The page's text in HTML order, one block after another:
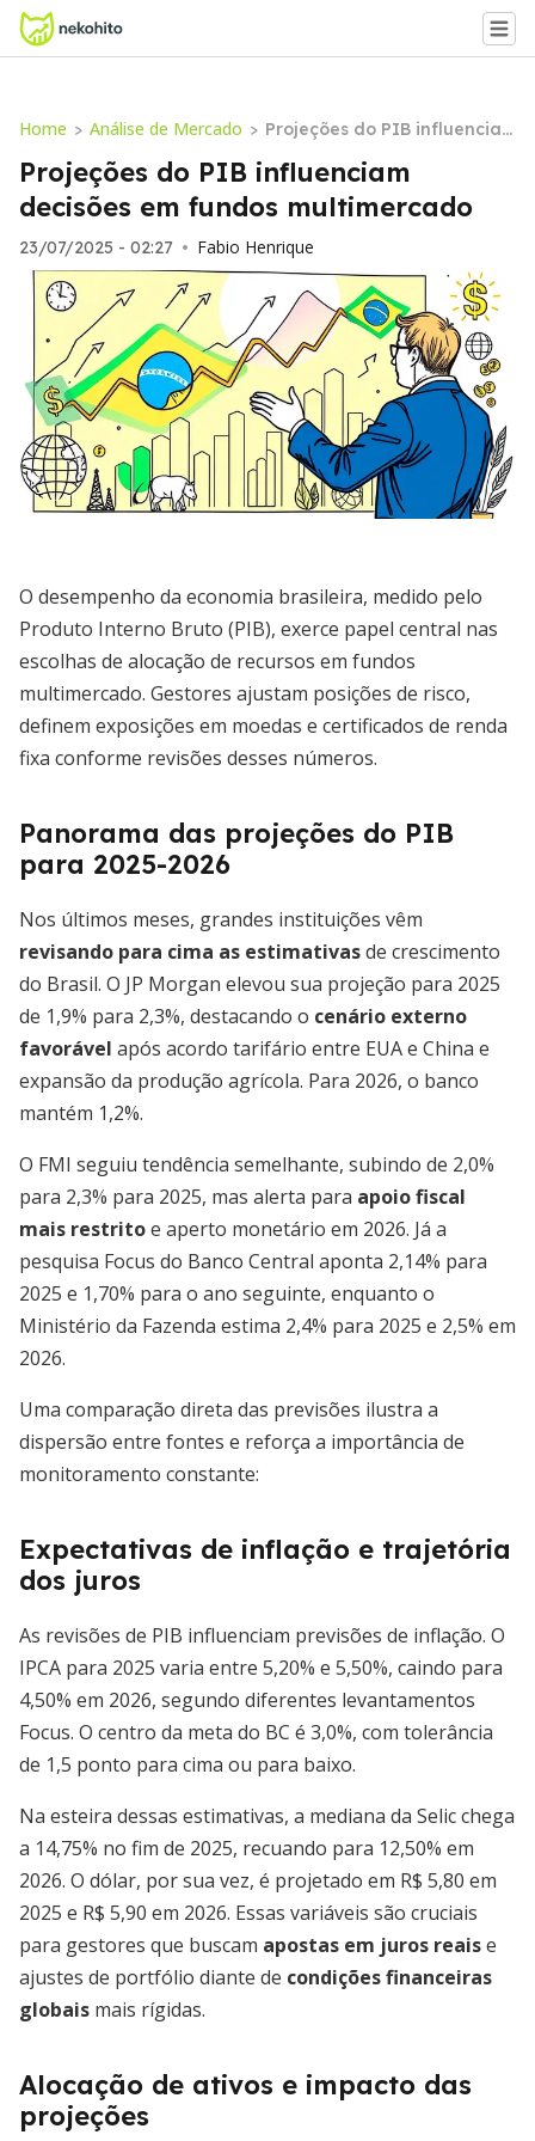
Home > Análise de Mercado > Projeções do PIB influencia
m decisões em fundos multi
mercado
Projeções do PIB influenciam
decisões em fundos multimercado
23/07/2025 - 02:27 • Fabio Henrique
O desempenho da economia brasileira, medido pelo
Produto Interno Bruto (PIB), exerce papel central nas
escolhas de alocação de recursos em fundos
multimercado. Gestores ajustam posições de risco,
definem exposições em moedas e certificados de renda
fixa conforme revisões desses números.
Panorama das projeções do PIB
para 2025-2026
Nos últimos meses, grandes instituições vêm
revisando para cima as estimativasde crescimento
do Brasil. O JP Morgan elevou sua projeção para 2025
de 1,9% para 2,3%, destacando o cenário externo
favorável após acordo tarifário entre EUA e China e
expansão da produção agrícola. Para 2026, o banco
mantém 1,2%.
O FMI seguiu tendência semelhante, subindo de 2,0%
para 2,3% para 2025, mas alerta para apoio fiscal
mais restritoe aperto monetário em 2026. Já a
pesquisa Focus do Banco Central aponta 2,14% para
2025 e 1,70% para o ano seguinte, enquanto o
Ministério da Fazenda estima 2,4% para 2025 e 2,5% em
2026.
Uma comparação direta das previsões ilustra a
dispersão entre fontes e reforça a importância de
monitoramento constante:
Expectativas de inflação e trajetória
dos juros
As revisões de PIB influenciam previsões de inflação. O
IPCA para 2025 varia entre 5,20% e 5,50%, caindo para
4,50% em 2026, segundo diferentes levantamentos
Focus. O centro da meta do BC é 3,0%, com tolerância
de 1,5 ponto para cima ou para baixo.
Na esteira dessas estimativas, a mediana da Selic chega
a 14,75% no fim de 2025, recuando para 12,50% em
2026. O dólar, por sua vez, é projetado em R$ 5,80 em
2025 e R$ 5,90 em 2026. Essas variáveis são cruciais
para gestores que buscam apostas em juros reaise
ajustes de portfólio diante de condições financeiras
globais mais rígidas.
Alocação de ativos e impacto das
projeções